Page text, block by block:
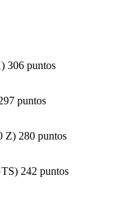
306 puntos
puntos
Z) 280 puntos
242 puntos